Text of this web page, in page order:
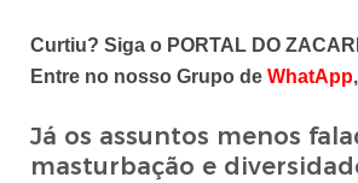
Curtiu? Siga o PORTAL DO
Entre no nosso Grupo de WhatApp,
Já os assuntos menos
masturbação e